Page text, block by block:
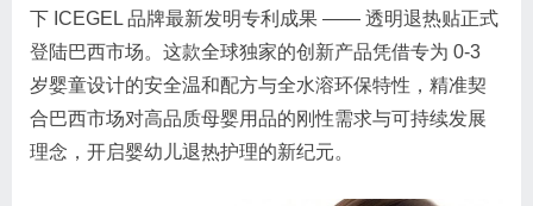
下 ICEGEL 品牌最新发明专利成果 —— 透明退热贴正式
登陆巴西市场。这款全球独家的创新产品凭借专为 0-3
岁婴童设计的安全温和配方与全水溶环保特性，精准契
合巴西市场对高品质母婴用品的刚性需求与可持续发展
理念，开启婴幼儿退热护理的新纪元。